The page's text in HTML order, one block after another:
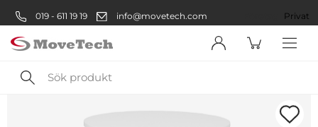
019 - 611 19 19 info@movetech.com Privat
Sök
produkt